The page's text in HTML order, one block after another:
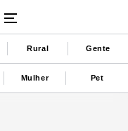
Rural Gente
Mulher Pet